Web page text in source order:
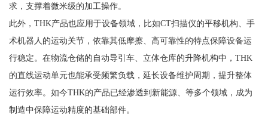
求，支撑着微米级的加工操作。
此外，THK产品也应用于设备领域，比如CT扫描仪的平移机构、手
术机器人的运动关节，依靠其低摩擦、高可靠性的特点保障设备运
行稳定。在物流仓储的自动导引车、立体仓库的升降机构中，THK
的直线运动单元也能承受频繁负载，延长设备维护周期，提升整体
运行效率。如今THK的产品已经渗透到新能源、等多个领域，成为
制造中保障运动精度的基础部件。